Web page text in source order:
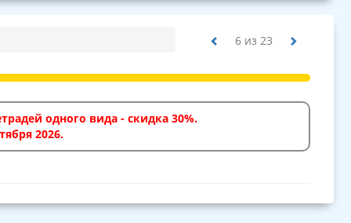
6 из 23
одного вида - скидка 30%.
2026.